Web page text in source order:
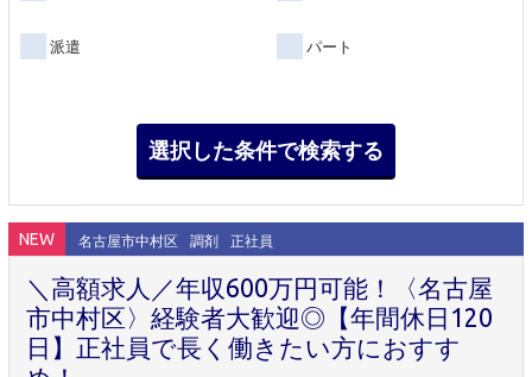
派遣 パート
NEW 名古屋市中村区 調剤 正社員
＼高額求人／年収600万円可能！〈名古屋
市中村区〉経験者大歓迎◎【年間休日120
日】正社員で長く働きたい方におすす